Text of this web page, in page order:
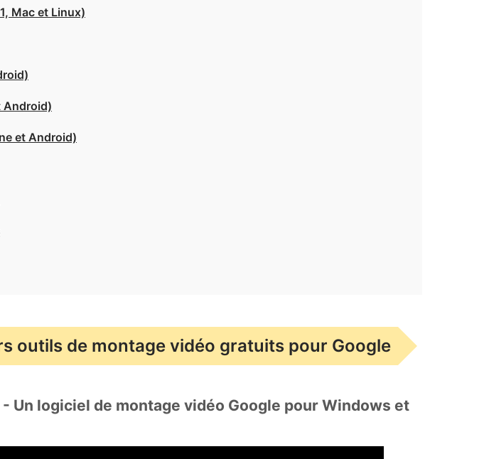
Mac et Linux)
Android)
et Android)
outils de montage vidéo gratuits pour Google
- Un logiciel de montage vidéo Google pour Windows et